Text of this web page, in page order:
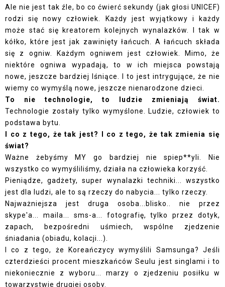
Ale nie jest tak źle, bo co ćwierć sekundy (jak głosi UNICEF)
rodzi się nowy człowiek. Każdy jest wyjątkowy i każdy
może stać się kreatorem kolejnych wynalazków. I tak w
kółko, które jest jak zawinięty łańcuch. A łańcuch składa
się z ogniw. Każdym ogniwem jest człowiek. Mimo, że
niektóre ogniwa wypadają, to w ich miejsca powstają
nowe, jeszcze bardziej lśniące. I to jest intrygujące, że nie
wiemy co wymyślą nowe, jeszcze nienarodzone dzieci.
To nie technologie, to ludzie zmieniają świat.
Technologie zostały tylko wymyślone. Ludzie, człowiek to
podstawa bytu.
I co z tego, że tak jest? I co z tego, że tak zmienia się
świat?
Ważne żebyśmy MY go bardziej nie spiep**yli. Nie
wszystko co wymyśliliśmy, działa na człowieka korzyść.
Pieniądze, gadżety, super wynalazki techniki... wszystko
jest dla ludzi, ale to są rzeczy do nabycia... tylko rzeczy.
Najważniejsza jest druga osoba...blisko.. nie przez
skype'a... maila... sms-a... fotografię, tylko przez dotyk,
zapach, bezpośredni uśmiech, wspólne zjedzenie
śniadania (obiadu, kolacji...).
I co z tego, że Koreańczycy wymyślili Samsunga? Jeśli
czterdzieści procent mieszkańców Seulu jest singlami i to
niekoniecznie z wyboru... marzy o zjedzeniu posiłku w
towarzystwie drugiej osoby.